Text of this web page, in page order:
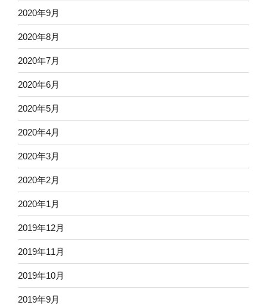
2020年9月
2020年8月
2020年7月
2020年6月
2020年5月
2020年4月
2020年3月
2020年2月
2020年1月
2019年12月
2019年11月
2019年10月
2019年9月